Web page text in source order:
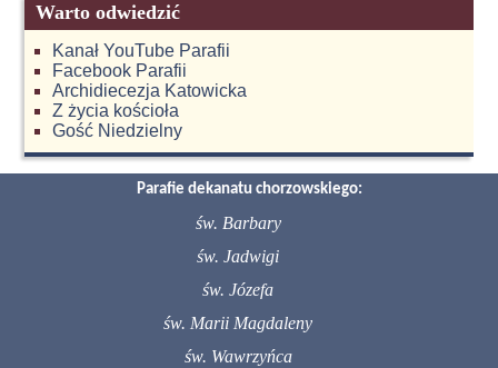
Warto odwiedzić
Kanał YouTube Parafii
Facebook Parafii
Archidiecezja Katowicka
Z życia kościoła
Gość Niedzielny
Parafie dekanatu chorzowskiego:
św. Barbary
św. Jadwigi
św. Józefa
św. Marii Magdaleny
św. Wawrzyńca